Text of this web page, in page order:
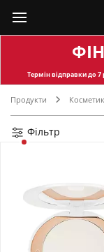
Термін відправкидо 7
Продукти
Фільтр